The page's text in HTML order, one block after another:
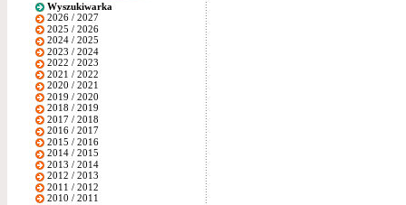
Wyszukiwarka
2026 / 2027
2025 / 2026
2024 / 2025
2023 / 2024
2022 / 2023
2021 / 2022
2020 / 2021
2019 / 2020
2018 / 2019
2017 / 2018
2016 / 2017
2015 / 2016
2014 / 2015
2013 / 2014
2012 / 2013
2011 / 2012
2010 / 2011